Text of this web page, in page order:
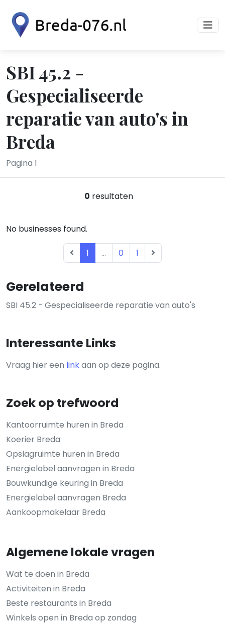
SBI 45.2 -
Gespecialiseerde
reparatie van auto's in
Breda
Pagina 1
Gerelateerd
SBI 45.2 - Gespecialiseerde reparatie van auto's
Interessante Links
Vraag hier een linkaan op deze pagina.
Zoek op trefwoord
Kantoorruimte huren in Breda
Koerier Breda
Opslagruimte huren in Breda
Energielabel aanvragen in Breda
Bouwkundige keuring in Breda
Energielabel aanvragen Breda
Aankoopmakelaar Breda
Algemene lokale vragen
Wat te doen in Breda
Activiteiten in Breda
Beste restaurants in Breda
Winkels open in Breda op zondag
0 resultaten
No businesses found.
1 ... 0 1